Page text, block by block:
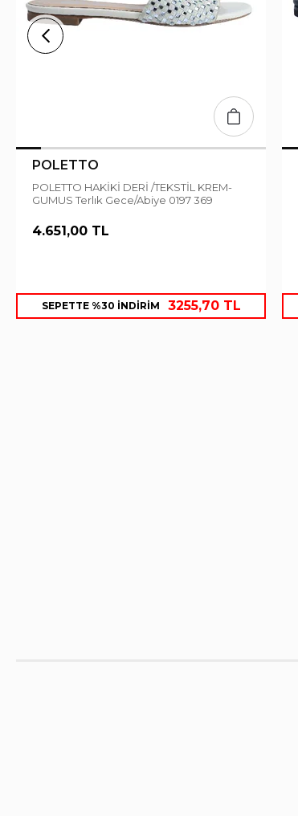
POLETTO
POLETTO HAKİKİ DERİ /TEKSTİL KREM-
GUMUS Terlık Gece/Abiye 0197 369
4.651,00 TL
SEPETTE %30 İNDİRİM 3255,70 TL